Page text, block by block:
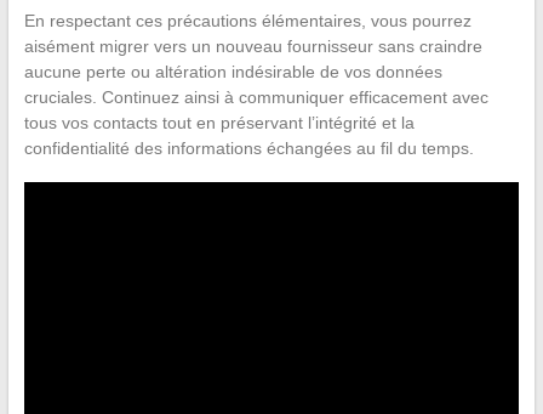
En respectant ces précautions élémentaires, vous pourrez
aisément migrer vers un nouveau fournisseur sans craindre
aucune perte ou altération indésirable de vos données
cruciales. Continuez ainsi à communiquer efficacement avec
tous vos contacts tout en préservant l’intégrité et la
confidentialité des informations échangées au fil du temps.